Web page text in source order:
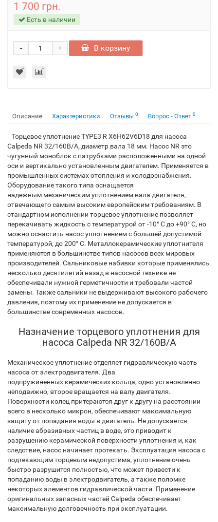
1 700 грн.
Есть в наличии
+
- В корзину
Описание Характеристики Отзывы 0 Вопрос - Ответ 0
Торцевое уплотнение TYPE3 R X6H62V6D18 для насоса
Calpeda NR 32/160B/A, диаметр вала 18 мм. Насос NR это
чугунный моноблок с патрубками расположенными на одной
оси и вертикально установленным двигателем. Применяется в
промышленных системах отопления и холодоснабжения.
Оборудование такого типа оснащается
надежным механическим уплотнением вала двигателя,
отвечающего самым высоким европейским требованиям. В
стандартном исполнении торцевое уплотнение позволяет
перекачивать жидкость с температурой от -10° С до +90° С, но
можно оснастить насос уплотнением с большей допустимой
температурой, до 200° С. Металлокерамические уплотнителя
применяются в большинстве типов насосов всех мировых
производителей. Сальниковые набивки которые применялись
несколько десятилетий назад в насосной технике не
обеспечивали нужной герметичности и требовали частой
замены. Также сальники не выдерживают высокого рабочего
давления, поэтому их применение не допускается в
большинстве современных насосов.
Назначение торцевого уплотнения для
насоса Calpeda NR 32/160B/A
Механическое уплотнение отделяет гидравлическую часть
насоса от электродвигателя. Два
подпружиненных керамических кольца, одно установленно
неподвижно, второе вращается на валу двигателя.
Поверхности колец притераются друг к другу на расстоянии
всего в несколько микрон, обеспечивают максимальную
защиту от попадания воды в двигатель. Не допускается
наличие абразивных частиц в воде, это приводит к
разрушению керамической поверхности уплотнения и, как
следствие, насос начинает протекать. Эксплуатация насоса с
подтекающим торцевым недопустима, уплотнение очень
быстро разрушится полностью, что может привести к
попаданию воды в электродвигатель, а также поломке
некоторых элементов гидравлической части. Применение
оригинальных запасных частей Calpeda обеспечивает
максимальную долговечность при эксплуатации.